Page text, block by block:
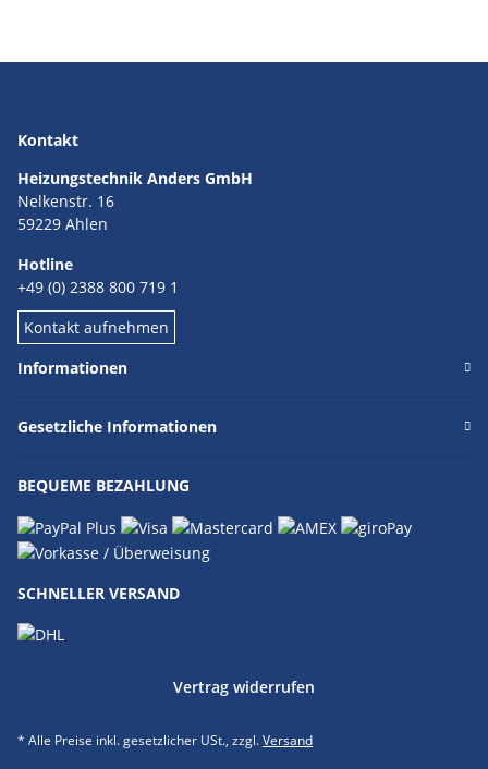
Kontakt
Heizungstechnik Anders GmbH
Nelkenstr. 16
59229 Ahlen
Hotline
+49 (0) 2388 800 719 1
Kontakt aufnehmen
Informationen
Gesetzliche Informationen
BEQUEME BEZAHLUNG
SCHNELLER VERSAND
Vertrag widerrufen
* Alle Preise inkl. gesetzlicher USt., zzgl.Versand